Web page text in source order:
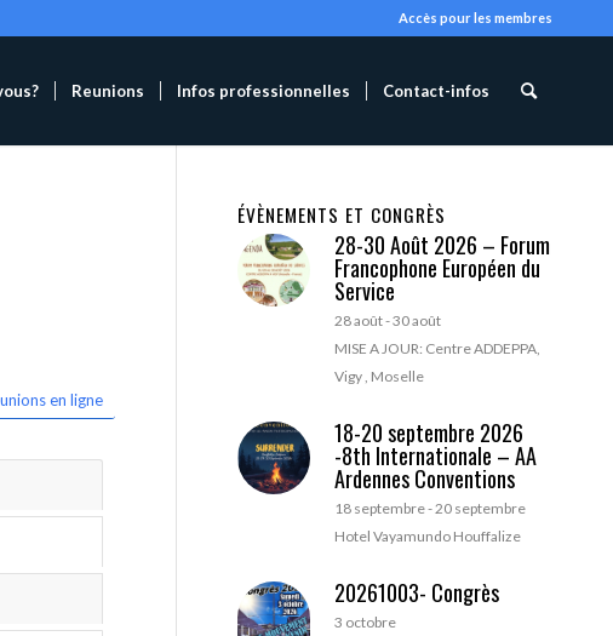
Accès pour les membres
Reunions Infos professionnelles Contact-infos
en ligne
ÉVÈNEMENTS ET CONGRÈS
28-30 Août 2026 – Forum
Francophone Européen du
Service
28 août-30 août
MISE A JOUR: Centre ADDEPPA,
Vigy , Moselle
18-20 septembre 2026
-8th Internationale – AA
Ardennes Conventions
18 septembre-20 septembre
Hotel Vayamundo Houffalize
20261003- Congrès
3 octobre